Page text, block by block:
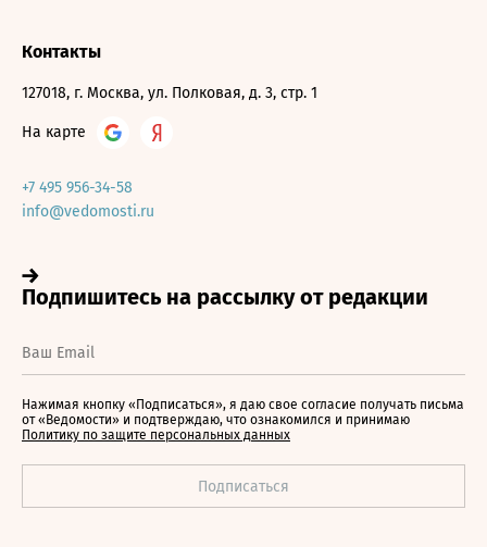
Контакты
127018, г. Москва, ул. Полковая, д. 3, стр. 1
На карте
+7 495 956-34-58
info@vedomosti.ru
Нажимая кнопку «Подписаться», я даю свое согласие получать письма
от «Ведомости» и подтверждаю, что ознакомился и принимаю
Политику по защите персональных данных